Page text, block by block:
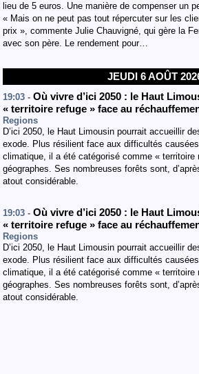
lieu de 5 euros. Une manière de compenser un
« Mais on ne peut pas tout répercuter sur les
prix », commente Julie Chauvigné, qui gère la
avec son père. Le rendement pour…
JEUDI 6 AOÛT
19:03 - Où vivre d’ici 2050 : le Haut
« territoire refuge » face au
Regions
D’ici 2050, le Haut Limousin pourrait accueillir
exode. Plus résilient face aux difficultés
climatique, il a été catégorisé comme « territoire
géographes. Ses nombreuses forêts sont,
atout considérable.
19:03 - Où vivre d’ici 2050 : le Haut
« territoire refuge » face au
Regions
D’ici 2050, le Haut Limousin pourrait accueillir
exode. Plus résilient face aux difficultés
climatique, il a été catégorisé comme « territoire
géographes. Ses nombreuses forêts sont,
atout considérable.